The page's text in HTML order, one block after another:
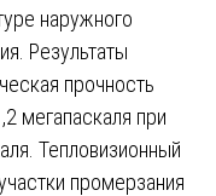
наружного
Результаты
прочность
мегапаскаля при
Тепловизионный
промерзания